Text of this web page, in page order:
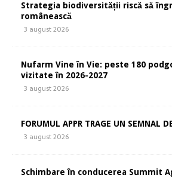
Strategia biodiversității riscă să
românească
3 august 2026
Nufarm Vine în Vie: peste 180
vizitate în 2026-2027
3 august 2026
FORUMUL APPR TRAGE UN SEMNAL
3 august 2026
Schimbare în conducerea Summit